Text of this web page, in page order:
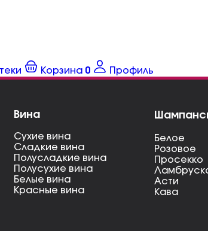
Корзина 0 Профиль
Вина
Сухие вина
Сладкие вина
Полусладкие вина
Полусухие вина
Белые вина
Красные вина
Белое
Розовое
Просекко
Асти
Кава